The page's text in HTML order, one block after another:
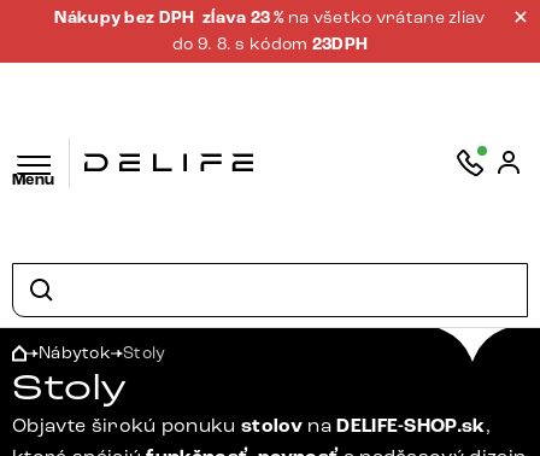
Nákupy bez DPH zĺava 23 % na všetko vrátane zliav
do 9. 8. s kódom 23DPH
Menu
Nábytok Stoly
Stoly
Objavte širokú ponukustolovnaDELIFE-SHOP.sk,